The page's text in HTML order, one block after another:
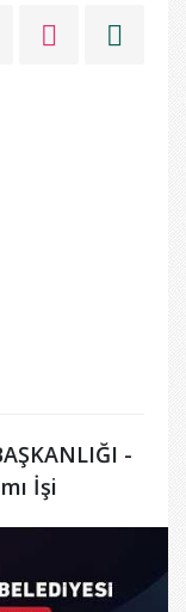
-
İşi